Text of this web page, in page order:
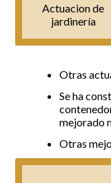
Actuacion de
jardinería
Otras
Se ha
mejorado
Otras